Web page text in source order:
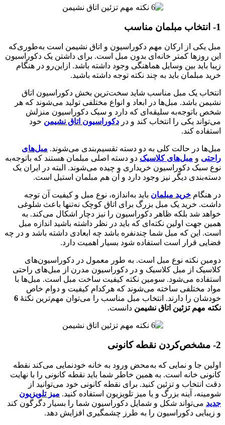
1- انتخاب مبلمان مناسب
مبل یکی از ارکان مهم دکوراسیون و اتاق نشیمن است به‌طوری‌که
این روزها کمتر خانه‌ای بدون مبل است. برای داشتن یک دکوراسیون
زیبا باید بین وسایل هماهنگی وجود داشته باشد. ازاین‌رو در هنگام
خرید مبلمان باید به چند نکته توجه داشته باشید.
انتخاب یک مبل مناسب شاید سخت‌ترین بخش دکوراسیون اتاق
نشیمن باشد. مبل‌ها در ابعاد و انواع مختلفی تولید می‌شوند که هر
شخص باتوجه‌به سلیقه‌ای که دارد و سبک دکوراسیون منزلش
می‌تواند یکی را انتخاب کند و در دکوراسیون اتاق نشیمن خود
استفاده کند.
مبل‌ها در حالت کلی به دو دسته تقسیم‌بندی می‌شوند. مبل‌های
راحتی و مبل‌های کلاسیک دو دسته اصلی مبلمان هستند که باتوجه‌به
نوع سبک دکوراسیون خریداری و چیده می‌شوند. البته در ایران یک
دسته‌بندی دیگر نیز وجود دارد و آن هم مبلمان استیل است.
در هنگام خرید مبلمان باید به‌اندازه، نوع مبل و کیفیت آن توجه
داشت. خرید یک مبل بزرگ برای اتاق کوچک نه‌تنها باعث شلوغی
خواهد شد بلکه ظاهر دکوراسیون را نیز دچار اشکال می‌کند. به
همین جهت اولین نکته‌ای که باید در نظر داشته باشید اندازه مبل
است. این که مبل شما چندنفره باشد چه ابعادی داشته باشد و در چه
فضایی قرار است استفاده شود بسیار اهمیت دارد.
دومین نکته نوع مبل است. به طور معمول در دکوراسیون‌های
کلاسیک از مبل کلاسیک و در دکوراسیون مدرن از مبل‌های راحتی
استفاده می‌شود. سومین نکته کیفیت ساخت مبل است. مبل‌ها با
مواد مختلفی ساخته می‌شوند که هرکدام کیفیت و دوام خاص
خودشان را دارند. انتخاب مبل مناسب را می‌توان مهم‌ترین نکتهٔ 6
نکته مهم تزئین اتاق نشیمن دانست.
2- مشخص‌کردن نقطه کانونی
اولین جا و نمایی که به‌محض ورود به خانه خودنمایی می‌کند نقطه
کانونی خانه است. به همین خاطر شما باید نقطه کانونی را با نهایت
دقت انتخاب و تزئین کنید. برای نقطه کانونی خود می‌توانید از
شومینه، آینه بزرگ و یا میز تلویزیون استفاده کنید. میز تلویزیون
جدید می‌تواند شکل و شمایل دکوراسیون شما را بسیار دگرگون کند
و زیبایی دکوراسیون را به طرز چشمگیری افزایش دهد.